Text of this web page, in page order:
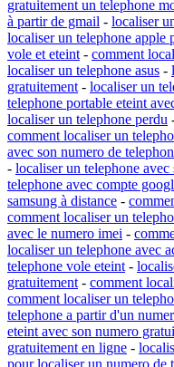
gratuitement un telephone
à partir de gmail - localiser
localiser un telephone apple
vole et eteint - comment
localiser un telephone asus -
gratuitement - localiser un
telephone portable eteint
localiser un telephone perdu
comment localiser un
avec son numero de
- localiser un telephone avec
telephone avec compte
samsung à distance -
comment localiser un
avec le numero imei -
localiser un telephone avec
telephone vole eteint -
gratuitement - comment
comment localiser un
telephone a partir d'un
eteint avec son numero
gratuitement en ligne -
pour localiser un numero de